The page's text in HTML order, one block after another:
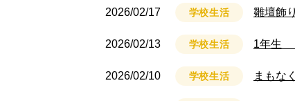
2026/02/17 学校生活 雛壇飾り
2026/02/13 学校生活 1年生
2026/02/10 学校生活 まもな